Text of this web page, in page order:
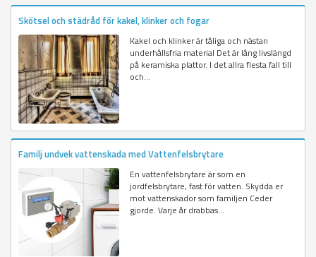
Skötsel och städråd för kakel, klinker och fogar
Kakel och klinker är tåliga och nästan
underhållsfria material Det är lång livslängd
på keramiska plattor. I det allra flesta fall till
och...
Familj undvek vattenskada med Vattenfelsbrytare
En vattenfelsbrytare är som en
jordfelsbrytare, fast för vatten. Skydda er
mot vattenskador som familjen Ceder
gjorde. Varje år drabbas...